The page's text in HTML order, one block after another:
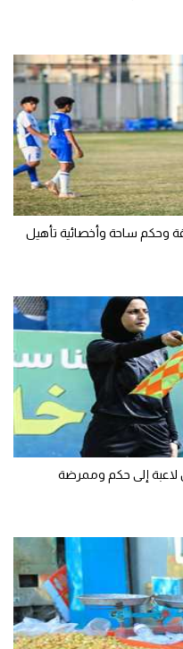
وحكم ساحة وأخصائية تأهيل
إلى حكم وممرضة